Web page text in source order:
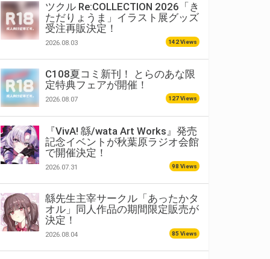
ツクル Re:COLLECTION 2026「き
ただりょうま」イラスト展グッズ
受注再販決定！
2026.08.03 142 Views
C108夏コミ新刊！ とらのあな限
定特典フェアが開催！
2026.08.07 127 Views
『VivA! 緜/wata Art Works』発売
記念イベントが秋葉原ラジオ会館
で開催決定！
2026.07.31 98 Views
緜先生主宰サークル「あったかタ
オル」同人作品の期間限定販売が
決定！
2026.08.04 85 Views